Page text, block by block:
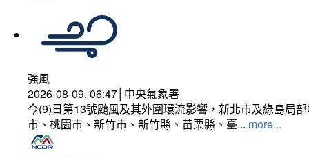
強風
2026-08-09, 06:47│中央氣象署
今(9)日第13號颱風及其外圍環流影響，新北市及綠島局
市、桃園市、新竹市、新竹縣、苗栗縣、臺... more...